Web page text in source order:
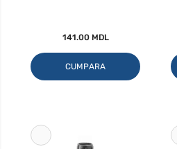
141.00 MDL
CUMPARA